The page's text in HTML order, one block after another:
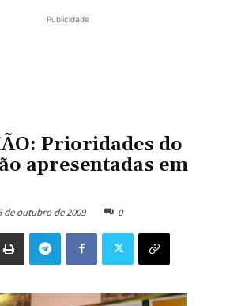
Publicidade
Prioridades do
apresentadas em
de outubro de 2009 0